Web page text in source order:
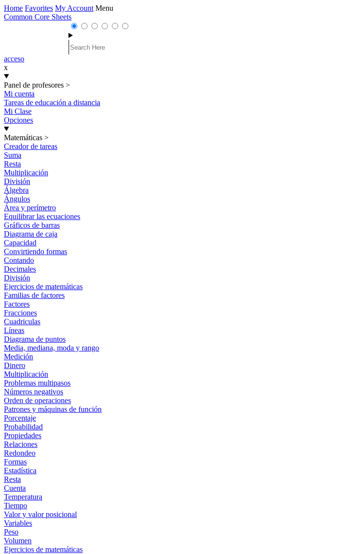
Home Favorites My Account Menu
Common Core Sheets
acceso
x
Panel de profesores >
Mi cuenta
Tareas de educación a distancia
Mi Clase
Opciones
Matemáticas >
Creador de tareas
Suma
Resta
Multiplicación
División
Álgebra
Ángulos
Área y perímetro
Equilibrar las ecuaciones
Gráficos de barras
Diagrama de caja
Capacidad
Convirtiendo formas
Contando
Decimales
División
Ejercicios de matemáticas
Familias de factores
Factores
Fracciones
Cuadriculas
Líneas
Diagrama de puntos
Media, mediana, moda y rango
Medición
Dinero
Multiplicación
Problemas multipasos
Números negativos
Orden de operaciones
Patrones y máquinas de función
Porcentaje
Probabilidad
Propiedades
Relaciones
Redondeo
Formas
Estadística
Resta
Cuenta
Temperatura
Tiempo
Valor y valor posicional
Variables
Peso
Volumen
Ejercicios de matemáticas